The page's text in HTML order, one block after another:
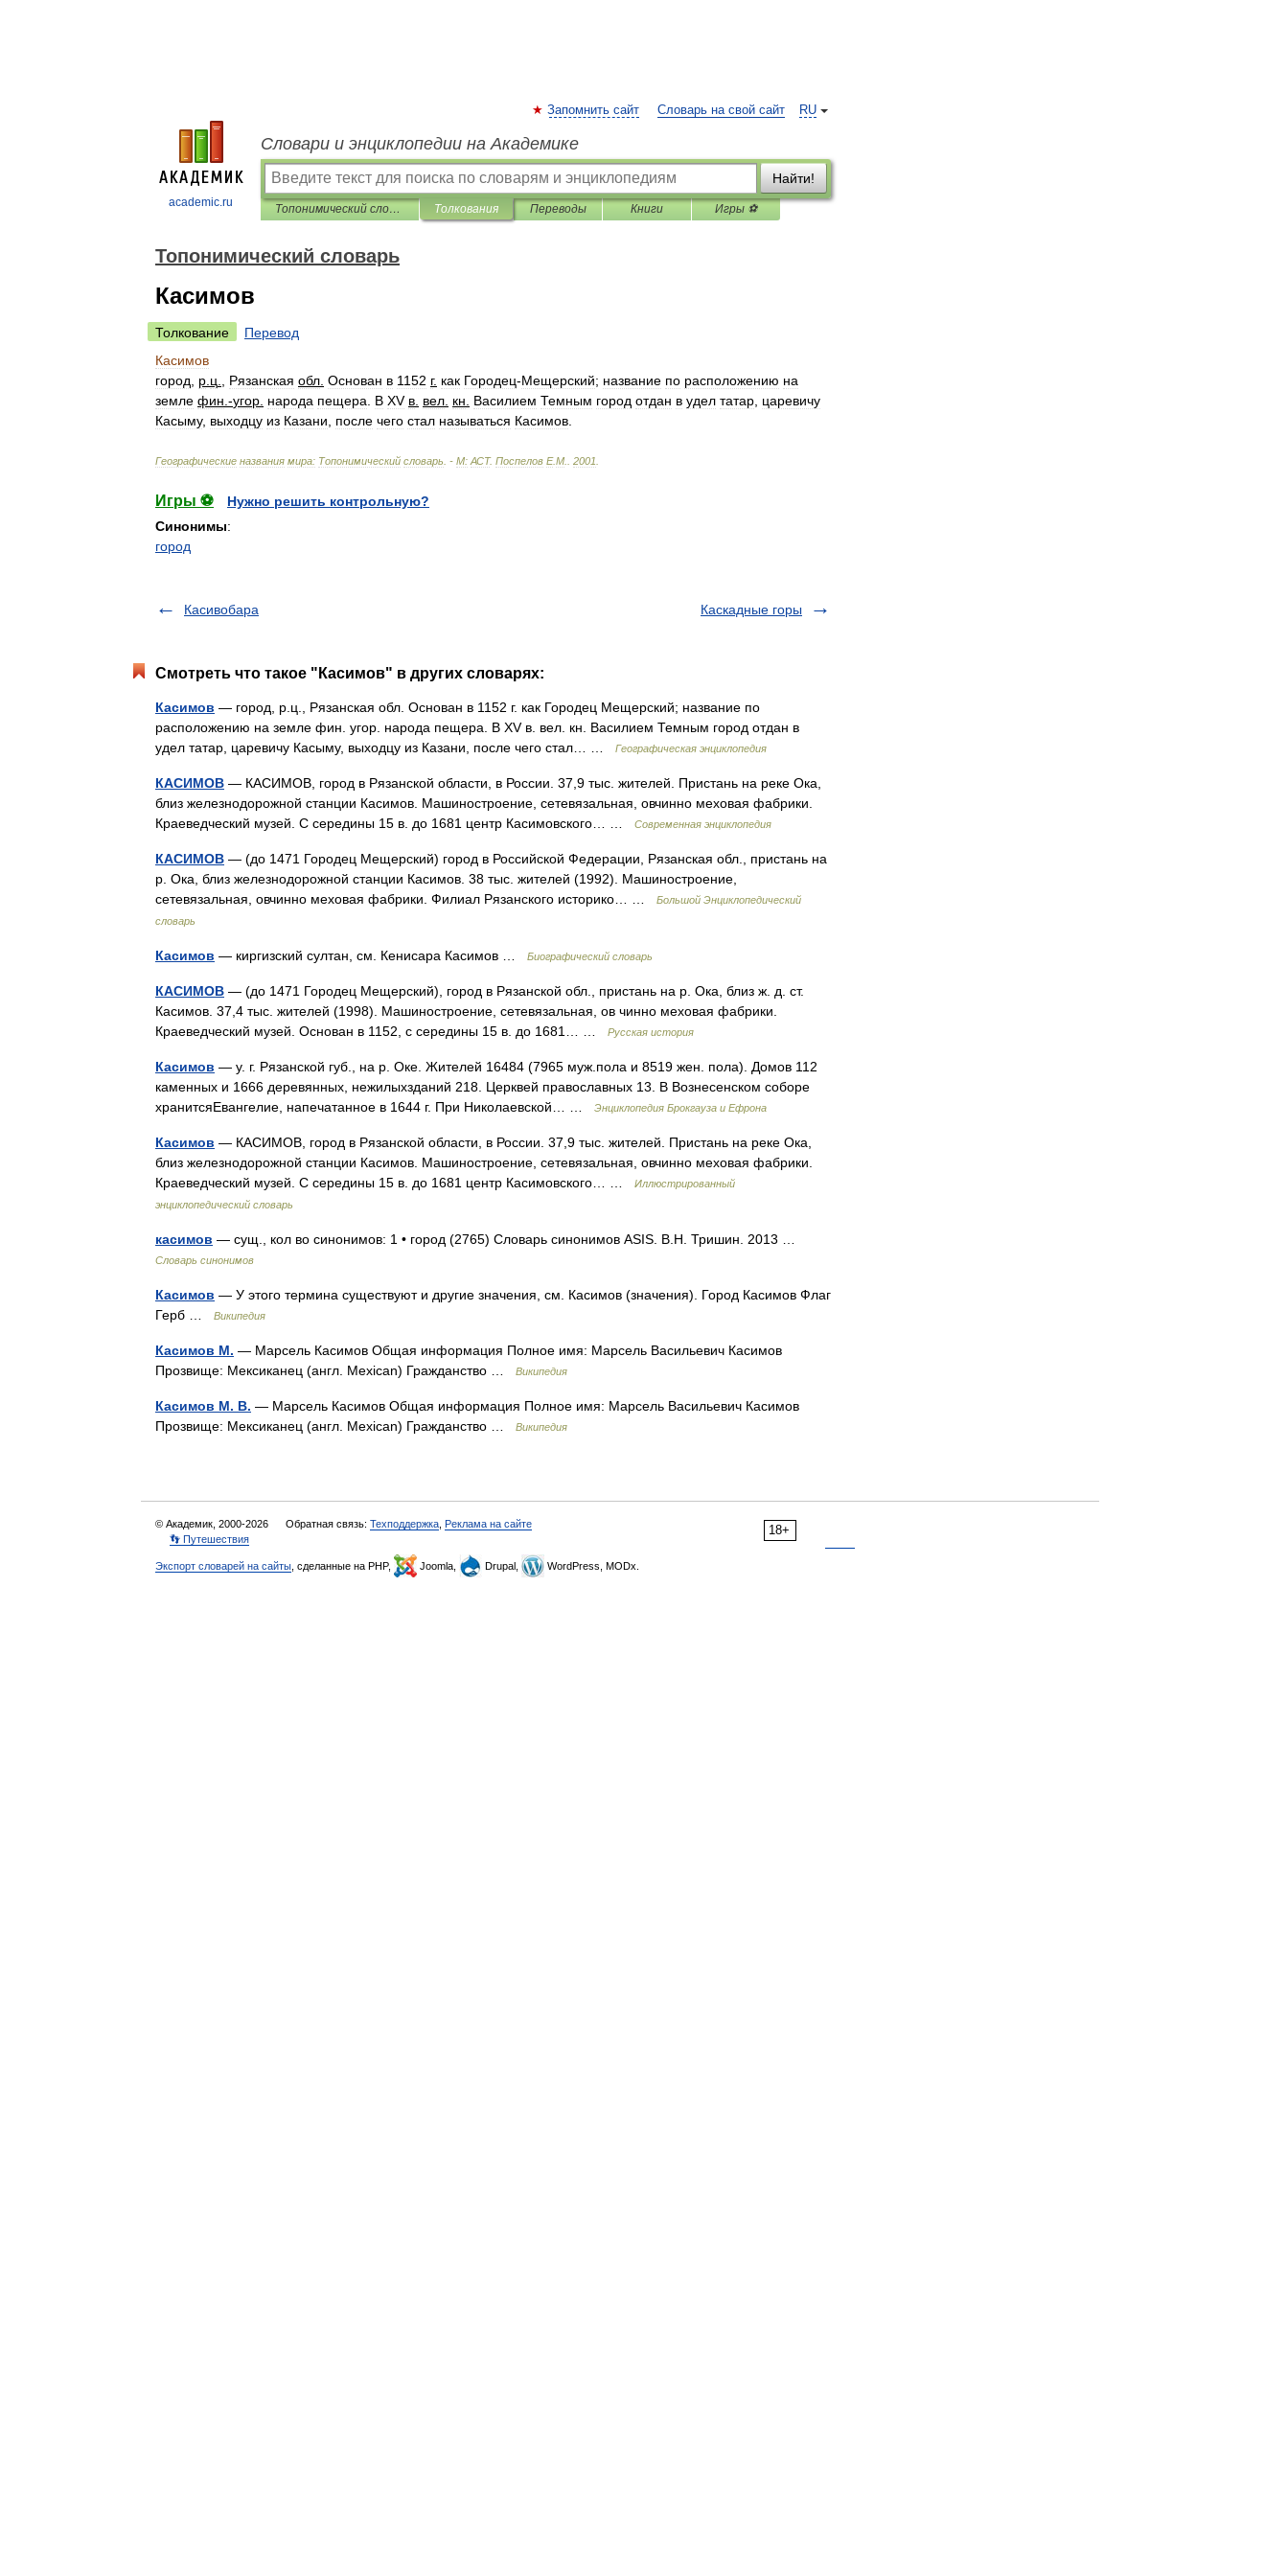
academic.ru
RU
Запомнить сайт Словарь на свой сайт
Словари и энциклопедии на Академике
Найти!
Топонимический словарь Толкования Переводы Книги Игры ⚽
Топонимический словарь
Касимов
Толкование
Перевод
Касимов
город
р ц Рязанская обл Основан в 1152 г. как Городец-Мещерский; название по расположению на
земле фин .-угор народа пещера В XV в вел кн Василием Темным город отдан в удел татар царевичу
Касыму, выходцу из Казани после чего стал называться Касимов
Географические названия мира: Топонимический словарь . - М: АСТ. Поспелов Е.М 2001
Игры ⚽
Нужно решить контрольную?
Синонимы:
город
Касивобара Каскадные горы
Смотреть что такое "Касимов" в других словарях:
Касимов — город, р.ц., Рязанская обл. Основан в 1152 г. как Городец Мещерский; название по
расположению на земле фин. угор. народа пещера. В XV в. вел. кн. Василием Темным город отдан в
удел татар, царевичу Касыму, выходцу из Казани, после чего стал… …
Географическая энциклопедия
КАСИМОВ — КАСИМОВ, город в Рязанской области, в России. 37,9 тыс. жителей. Пристань на реке Ока,
близ железнодорожной станции Касимов. Машиностроение, сетевязальная, овчинно меховая фабрики.
Краеведческий музей. С середины 15 в. до 1681 центр Касимовского… …
Современная энциклопедия
КАСИМОВ — (до 1471 Городец Мещерский) город в Российской Федерации, Рязанская обл., пристань на
р. Ока, близ железнодорожной станции Касимов. 38 тыс. жителей (1992). Машиностроение,
сетевязальная, овчинно меховая фабрики. Филиал Рязанского историко… …
Большой Энциклопедический
словарь
Касимов — киргизский султан, см. Кенисара Касимов … Биографический словарь
КАСИМОВ — (до 1471 Городец Мещерский), город в Рязанской обл., пристань на р. Ока, близ ж. д. ст.
Касимов. 37,4 тыс. жителей (1998). Машиностроение, сетевязальная, ов чинно меховая фабрики.
Краеведческий музей. Основан в 1152, с середины 15 в. до 1681… …
Русская история
Касимов — у. г. Рязанской губ., на р. Оке. Жителей 16484 (7965 муж.пола и 8519 жен. пола). Домов 112
каменных и 1666 деревянных, нежилыхзданий 218. Церквей православных 13. В Вознесенском соборе
хранитсяЕвангелие, напечатанное в 1644 г. При Николаевской… …
Энциклопедия Брокгауза и Ефрона
Касимов — КАСИМОВ, город в Рязанской области, в России. 37,9 тыс. жителей. Пристань на реке Ока,
близ железнодорожной станции Касимов. Машиностроение, сетевязальная, овчинно меховая фабрики.
Краеведческий музей. С середины 15 в. до 1681 центр Касимовского… …
Иллюстрированный
энциклопедический словарь
касимов — сущ., кол во синонимов: 1 • город (2765) Словарь синонимов ASIS. В.Н. Тришин. 2013 …
Словарь синонимов
Касимов — У этого термина существуют и другие значения, см. Касимов (значения). Город Касимов Флаг
Герб …
Википедия
Касимов М. — Марсель Касимов Общая информация Полное имя: Марсель Васильевич Касимов
Прозвище: Мексиканец (англ. Mexican) Гражданство …
Википедия
Касимов М. В. — Марсель Касимов Общая информация Полное имя: Марсель Васильевич Касимов
Прозвище: Мексиканец (англ. Mexican) Гражданство …
Википедия
18+
© Академик, 2000-2026 Обратная связь: Техподдержка Реклама на сайте
👣 Путешествия
Экспорт словарей на сайты , сделанные на PHP, Joomla, Drupal, WordPress, MODx.